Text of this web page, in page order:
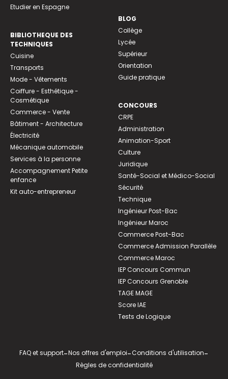
Etudier en Espagne
BIBLIOTHEQUE DES
TECHNIQUES
Cuisine
Transports
Mode - Vêtements
Coiffure - Esthétique -
Cosmétique
Commerce - Vente
Bâtiment - Architecture
Électricité
Mécanique automobile
Services à la personne
Accompagnement Petite
enfance
Kit auto-entrepreneur
BLOG
Collège
Lycée
Supérieur
Orientation
Guide pratique
CONCOURS
CRPE
Administration
Animation-Sport
Culture
Juridique
Santé-Social et Médico-Social
Sécurité
Technique
Ingénieur Post-Bac
Ingénieur Maroc
Commerce Post-Bac
Commerce Admission Parallèle
Commerce Maroc
IEP Concours Commun
IEP Concours Grenoble
TAGE MAGE
Score IAE
Tests de Logique
FAQ et support-Nos offres d'emploi-Conditions d'utilisation-
Règles de confidentialité